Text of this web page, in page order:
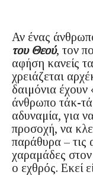
Αν ένας
του Θεού, τον
αφήση κανείς
χρειάζεται
δαιμόνια έχουν
άνθρωπο τάκ-
αδυναμία, για
προσοχή, να
παράθυρα – τις
χαραμάδες στον
ο εχθρός. Εκεί